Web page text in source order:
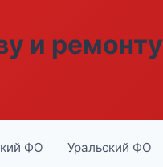
и ремонту
ФО Уральский ФО